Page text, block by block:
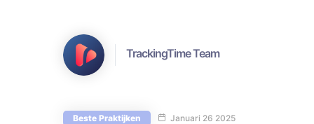
TrackingTime Team
Beste Praktijken Januari 26 2025